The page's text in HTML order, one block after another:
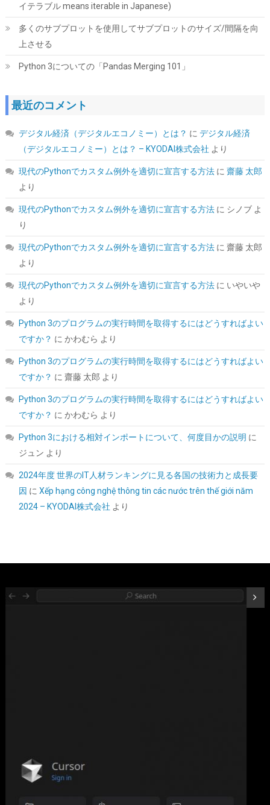
玄人志向 電源ユニット 850W ATX 電源 80 PLUS ゴールド PC電源
フルプラグイン セミファンレス ホワイト KRPW-
GA850W/90+/WHITE
(54363) GBP 67.77 (2026-08-08 04:05 GMT +09:00 時点 -詳細はこ
ちら )
UGREEN 2.5 インチ HDD/SSD ケース 5Gbps 6TB容量 USB3.0
SATA3.0 高速ハードディスクケース | USB A-Micro B/9.5mm以下
まで対応/自動スリープ/UASP 対応/TRIM&S.M.A.R.T.機能を搭載/
インジケーターで状態が一目/工具不要/コンパク
ト/MacOS/Windows//Linux PS4Pro/PS3対応
こちら)
SP Silicon Power シリコンパワー SSD 512GB 3D NAND採用
SATA3 6Gb/s 2.5インチ 7mm PS4動作確認済 3年保証 A55シリー
ズ SP512GBSS3A55S25
( 54310588
はこちら )
ORICO M.2 NVMe SSD 外付けケース USB 3.2 Gen2 10Gbps高速
イテラブル means iterable in Japanese)
多くのサブプロットを使用してサブプロットのサイズ/間隔を向
上させる
Python 3についての「Pandas Merging 101」
最近のコメント
デジタル経済（デジタルエコノミー）とは？ に デジタル経済
（デジタルエコノミー）とは？ – KYODAI株式会社 より
現代のPythonでカスタム例外を適切に宣言する方法に 齋藤 太郎
より
現代のPythonでカスタム例外を適切に宣言する方法に シノブよ
り
現代のPythonでカスタム例外を適切に宣言する方法に 齋藤 太郎
より
現代のPythonでカスタム例外を適切に宣言する方法に いやいや
より
Python 3のプログラムの実行時間を取得するにはどうすればよい
ですか？ に かわむら より
Python 3のプログラムの実行時間を取得するにはどうすればよい
ですか？ に 齋藤 太郎 より
Python 3のプログラムの実行時間を取得するにはどうすればよい
ですか？ に かわむら より
Python 3における相対インポートについて、何度目かの説明 に
ジュン より
2024年度 世界のIT人材ランキングに見る各国の技術力と成長要
因 に Xếp hạng công nghệ thông tin các nước trên thế giới năm
2024 – KYODAI株式会社 より